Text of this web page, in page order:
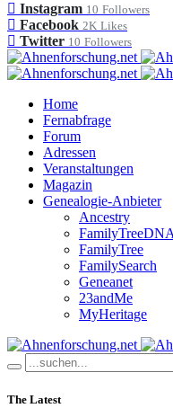
Instagram 10 Followers
Facebook 2K Likes
Twitter 10 Followers
Home
Fernabfrage
Forum
Adressen
Veranstaltungen
Magazin
Genealogie-Anbieter
Ancestry
FamilyTreeDNA
FamilyTree
FamilySearch
Geneanet
23andMe
MyHeritage
The Latest